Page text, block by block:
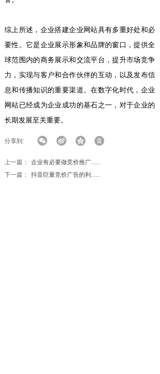
综上所述，企业搭建企业网站具有多重好处和必
要性。它是企业展示形象和品牌的窗口，提供全
球范围内的商务展示和交流平台，提升市场竞争
力，实现与客户和合作伙伴的互动，以及发布信
息和传播知识的重要渠道。在数字化时代，企业
网站已经成为企业成功的基石之一，对于企业的
长期发展至关重要。
分享到:
上一篇：
企业有必要做竞价推广......
下一篇：
抖音巨量竞价广告的利......